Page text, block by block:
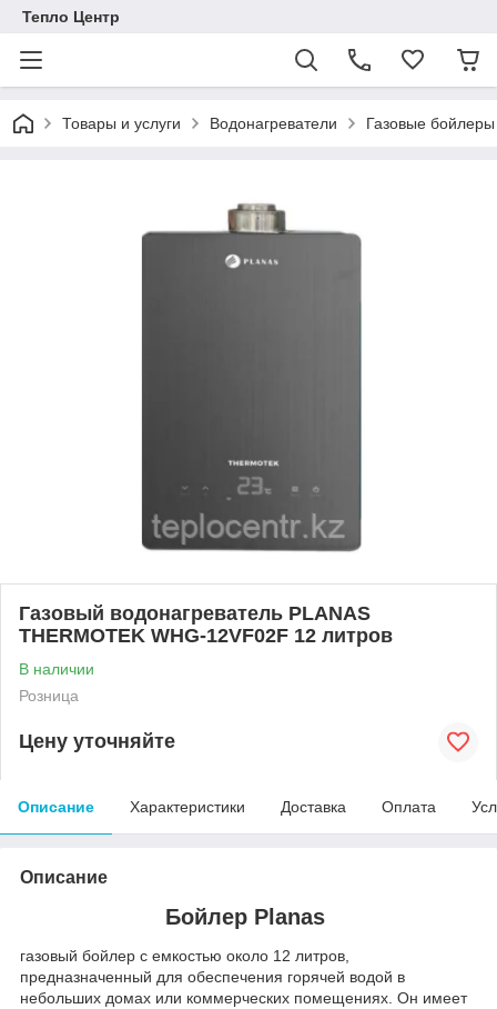
Тепло Центр
Товары и услуги Водонагреватели Газовые бойлеры
Газовый водонагреватель PLANAS
THERMOTEK WHG-12VF02F 12 литров
В наличии
Розница
Цену уточняйте
Описание Характеристики Доставка Оплата
Описание
Бойлер Planas
газовый бойлер с емкостью около 12 литров,
предназначенный для обеспечения горячей водой в
небольших домах или коммерческих помещениях. Он имеет